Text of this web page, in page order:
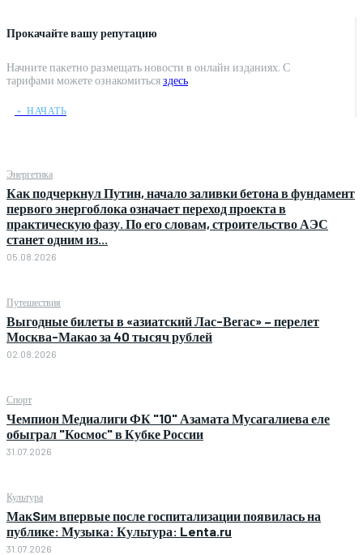
Прокачайте вашу репутацию
Начните пакетно размещать новости в онлайн изданиях. С
тарифами можете ознакомитьсяздесь
﹢ НАЧАТЬ
Энергетика
Как подчеркнул Путин, начало заливки бетона в фундамент
первого энергоблока означает переход проекта в
практическую фазу. По его словам, строительство АЭС
станет одним из...
05.08.2026
Путешествия
Выгодные билеты в «азиатский Лас-Вегас» – перелет
Москва-Макао за 40 тысяч рублей
02.08.2026
Спорт
Чемпион Медиалиги ФК "10" Азамата Мусагалиева еле
обыграл "Космос" в Кубке России
31.07.2026
Культура
МакSим впервые после госпитализации появилась на
публике: Музыка: Культура: Lenta.ru
31.07.2026